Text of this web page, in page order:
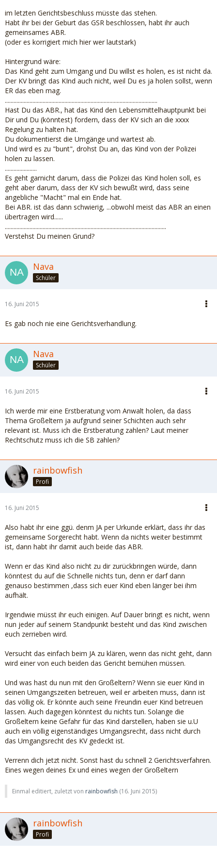
im letzten Gerichtsbeschluss müsste das stehen.
Habt ihr bei der Geburt das GSR beschlossen, habt ihr auch
gemeinsames ABR.
(oder es korrigiert mich hier wer lautstark)
Hintergrund wäre:
Das Kind geht zum Umgang und Du willst es holen, es ist nicht da.
Der KV bringt das KInd auch nicht, weil Du es ja holen sollst, wenn
ER das eben mag.
.........................................................................................................
Hast Du das ABR., hat das Kind den Lebensmittelhauptpunkt bei
Dir und Du (könntest) fordern, dass der KV sich an die xxxx
Regelung zu halten hat.
Du dokumentierst die Umgänge und wartest ab.
Und wird es zu "bunt", drohst Du an, das Kind von der Polizei
holen zu lassen.
......................
Es geht garnicht darum, dass die Polizei das Kind holen soll, es
geht aber darum, dass der KV sich bewußt wird, dass seine
angebliche "Macht" mal ein Ende hat.
Bei ABR. ist das dann schwierig, ...obwohl meist das ABR an einen
übertragen wird......
...............................................................................................................
Verstehst Du meinen Grund?
Nava
Schüler
16. Juni 2015
Es gab noch nie eine Gerichtsverhandlung.
Nava
Schüler
16. Juni 2015
Ich werde mir eine Erstberatung vom Anwalt holen, da dass
Thema Großeltern ja aufgrund seiner Schichten auch sehr
relevant ist. Muss ich die Erstberatung zahlen? Laut meiner
Rechtschutz muss ich die SB zahlen?
rainbowfish
Profi
16. Juni 2015
Also habt ihr eine ggü. denm JA per Urkunde erklärt, dass ihr das
gemeinsame Sorgerecht habt. Wenn da nichts weiter bestimmt
ist, dann habt ihr damit auch beide das ABR.
Wenn er das Kind also nicht zu dir zurückbringen würde, dann
könntest du auf die Schnelle nichts tun, denn er darf dann
genauso bestimmen ,dass sich euer Kind eben länger bei ihm
aufhält.
Irgendwie müsst ihr euch einigen. Auf Dauer bringt es nicht, wenn
nun jeder auf seinem Standpunkt besteht und das Kind zwischen
euch zerrieben wird.
Versucht das einfach beim JA zu klären, wenn das nicht geht, dann
wird einer von euch beiden das Gericht bemühen müssen.
Und was hast du nun mit den Großeltern? Wenn sie euer Kind in
seinen Umgangszeiten betreuen, weil er arbeiten muss, dann ist
das völlig ok. Er könnte auch seine Freundin euer Kind betreuen
lassen. Auch dagegen könntest du nichts tun. Solange die
Großeltern keine Gefahr für das Kind darstellen, haben sie u.U
auch ein völlig eigenständiges Umgangsrecht, dass nicht durch
das Umgangsrecht des KV gedeckt ist.
Verrenn dich jetzt nicht. Sonst hast du schnell 2 Gerichtsverfahren.
Eines wegen deines Ex und eines wegen der Großeltern
Einmal editiert, zuletzt von rainbowfish (16. Juni 2015)
rainbowfish
Profi